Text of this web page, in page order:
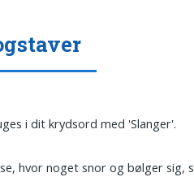
i dit krydsord med 'Slanger'.
hvor noget snor og bølger sig,